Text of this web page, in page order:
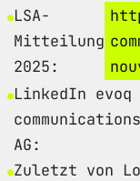
LSA-
Mitteilung
2025:
LinkedIn evoq
communications
AG:
Zuletzt von